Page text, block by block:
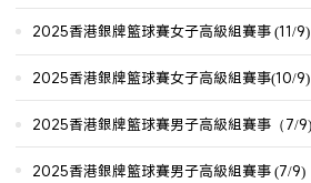
2025香港銀牌籃球賽女子高級組賽事 (11/9)
2025香港銀牌籃球賽女子高級組賽事(10/9)
2025香港銀牌籃球賽男子高級組賽事（7/
2025香港銀牌籃球賽男子高級組賽事 (7/9)